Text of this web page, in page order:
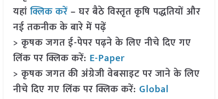
यहांक्लिक करें– घर बैठे विस्तृत कृषि पद्धतियों और
नई तकनीक के बारे में पढ़ें
> कृषक जगत ई-पेपर पढ़ने के लिए नीचे दिए गए
लिंक पर क्लिक करें: E-Paper
> कृषक जगत की अंग्रेजी वेबसाइट पर जाने के लिए
नीचे दिए गए लिंक पर क्लिक करें: Global